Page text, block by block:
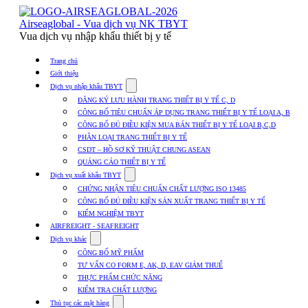
Skip
content
Airseaglobal - Vua dịch vụ NK TBYT
Vua dịch vụ nhập khẩu thiết bị y tế
Trang chủ
Giới thiệu
Dịch vụ nhập khẩu TBYT
submenu
for
Dịch
vụ
nhập
khẩu
TBYT
ĐĂNG KÝ LƯU HÀNH TRANG THIẾT BỊ Y TẾ C, D
CÔNG BỐ TIÊU CHUẨN ÁP DỤNG TRANG THIẾT BỊ Y TẾ LOẠI A, B
CÔNG BỐ ĐỦ ĐIỀU KIỆN MUA BÁN THIẾT BỊ Y TẾ LOẠI B,C,D
PHÂN LOẠI TRANG THIẾT BỊ Y TẾ
CSDT – HỒ SƠ KỸ THUẬT CHUNG ASEAN
QUẢNG CÁO THIẾT BỊ Y TẾ
Dịch vụ xuất khẩu TBYT
submenu
for
Dịch
vụ
xuất
TBYT
CHỨNG NHẬN TIÊU CHUẨN CHẤT LƯỢNG ISO 13485
CÔNG BỐ ĐỦ ĐIỀU KIỆN SẢN XUẤT TRANG THIẾT BỊ Y TẾ
KIỂM NGHIỆM TBYT
AIRFREIGHT - SEAFREIGHT
Dịch vụ khác
submenu
for
Dịch
vụ
khác
CÔNG BỐ MỸ PHẨM
TƯ VẤN CO FORM E, AK, D, EAV GIẢM THUẾ
THỰC PHẨM CHỨC NĂNG
KIỂM TRA CHẤT LƯỢNG
Thủ tục các mặt hàng